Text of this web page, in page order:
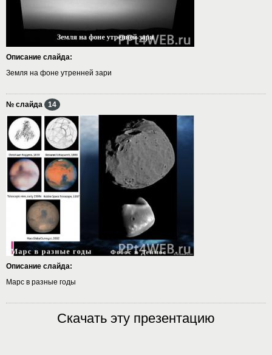
Описание слайда:
Земля на фоне утренней зари
№ слайда 14
Описание слайда:
Марс в разные годы
Скачать эту презентацию